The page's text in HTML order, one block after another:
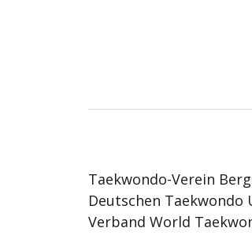
Taekwondo-Verein
Deutschen Taekwondo
Verband World